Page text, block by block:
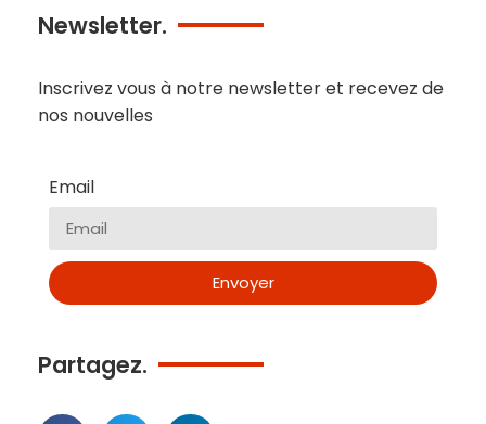
Newsletter.
Inscrivez vous à notre newsletter et recevez de
nos nouvelles
Email
Envoyer
Partagez.